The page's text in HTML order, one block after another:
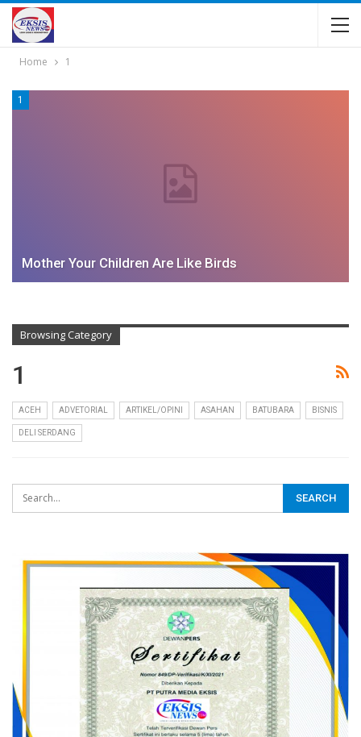
Home 1
1
Mother Your Children Are Like Birds
Browsing Category
1
ACEH ADVETORIAL ARTIKEL/OPINI ASAHAN BATUBARA BISNIS
DELI SERDANG